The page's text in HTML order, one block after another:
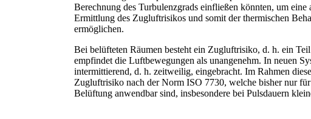
Berechnung des Turbulenzgrads einfließen könnten, um eine
Ermittlung des Zugluftrisikos und somit der thermischen
ermöglichen.
Bei belüfteten Räumen besteht ein Zugluftrisiko, d. h. ein Teil
empfindet die Luftbewegungen als unangenehm. In neuen
intermittierend, d. h. zeitweilig, eingebracht. Im Rahmen
Zugluftrisiko nach der Norm ISO 7730, welche bisher nur
Belüftung anwendbar sind, insbesondere bei Pulsdauern